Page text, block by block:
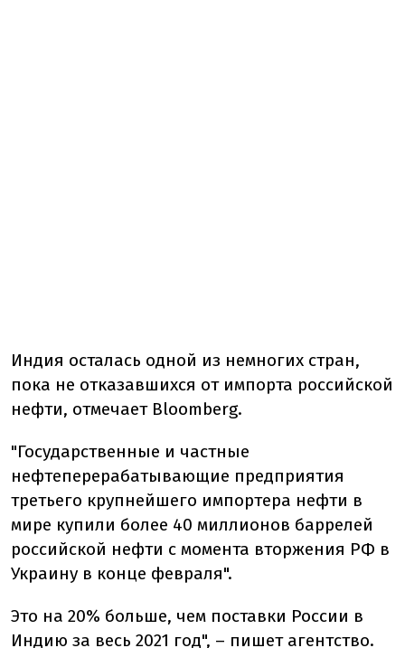
Индия осталась одной из немногих стран,
пока не отказавшихся от импорта российской
нефти, отмечает Bloomberg.
"Государственные и частные
нефтеперерабатывающие предприятия
третьего крупнейшего импортера нефти в
мире купили более 40 миллионов баррелей
российской нефти с момента вторжения РФ в
Украину в конце февраля".
Это на 20% больше, чем поставки России в
Индию за весь 2021 год", – пишет агентство.